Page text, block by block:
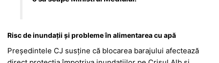
Risc de inundații și probleme în alimentarea cu apă
Președintele CJ susține că blocarea barajului afectează